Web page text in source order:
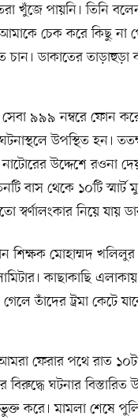
খুঁজে পায়নি। তিনি
চেক করে কিছু না
চান। ডাকাতের
৯৯৯ নম্বরে ফোন
উপস্থিত হন।
উদ্দেশে রওনা
বাস থেকে ১০টি
স্বর্ণালংকার নিয়ে যায়
শিক্ষক মোহাম্মদ
কাছাকাছি
তাঁদের ট্রমা কেটে
ফেরার পথে রাত
ঘটনার
করে। মামলা শেষে